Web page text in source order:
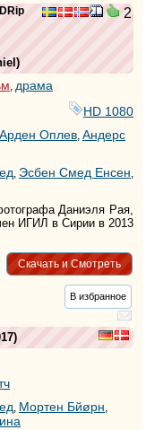
2
)
драма
HD 1080
Оплев Андерс
Эсбен Смед Енсен
Даниэля Рая,
ИГИЛ в Сирии в 2013
Скачать и Смотреть
В избранное
, Мортен Бйøрн,